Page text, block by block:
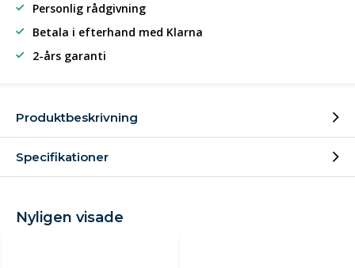
Personlig rådgivning
Betala i efterhand med Klarna
2-års garanti
Produktbeskrivning
Specifikationer
Nyligen visade